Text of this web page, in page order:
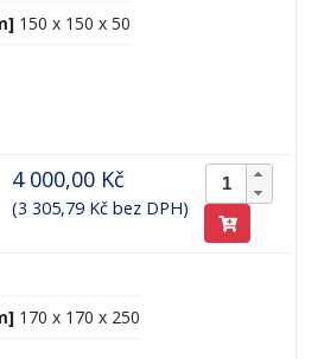
150 x 150 x 50
4 000,00 Kč
(3 305,79 Kč bez DPH)
170 x 170 x 250